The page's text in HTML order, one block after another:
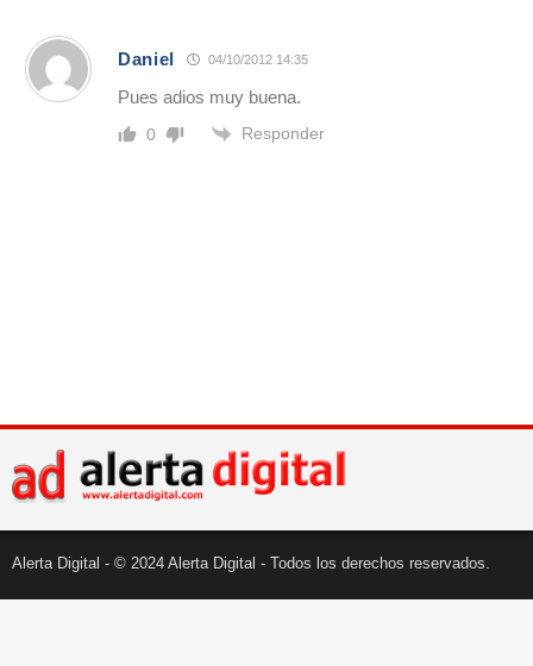
Daniel 04/10/2012 14:35
Pues adios muy buena.
0 Responder
Alerta Digital - © 2024 Alerta Digital - Todos los derechos reservados.